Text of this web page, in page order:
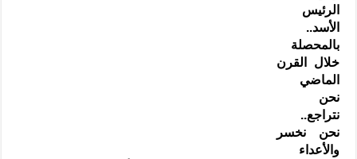
الرئيس
الأسد..
بالمحصلة
خلال القرن
الماضي
نحن
نتراجع..
نحن نخسر
والأعداء